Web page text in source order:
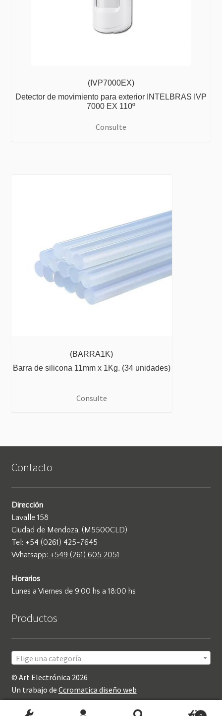
(IVP7000EX)
Detector de movimiento para exterior INTELBRAS IVP
7000 EX 110º
Consulte
(BARRA1K)
Barra de silicona 11mm x 1Kg. (34 unidades)
Consulte
Contacto
Dirección
Lavalle 158
Ciudad de Mendoza, (M5500CLD)
Tel: +54 (0261) 425-7645
Whatsapp: +549 (261) 605 2051
Horarios
Lunes a Viernes de 9:00 hs a 18:00 hs
Productos
Elige una categoría
© Art Electrónica 2026
Un trabajo de Ccromatica diseño web